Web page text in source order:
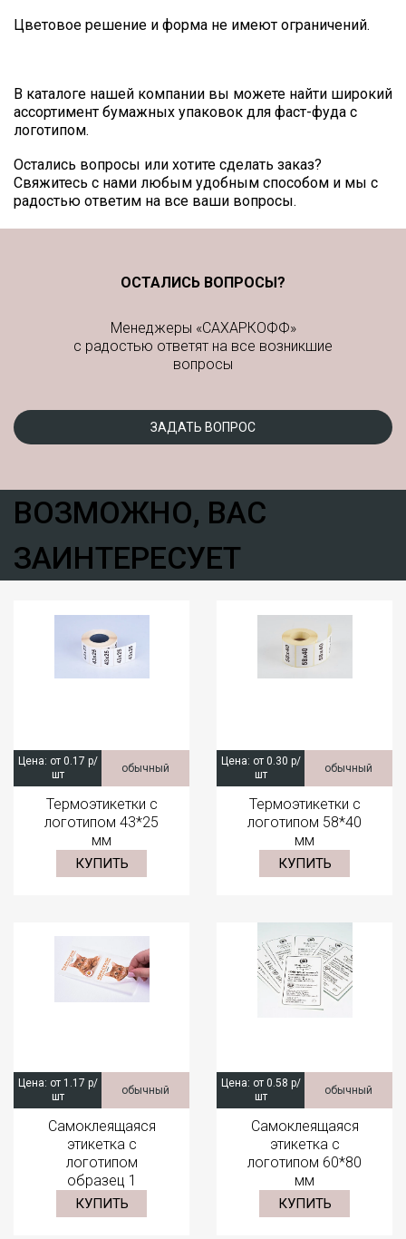
Цветовое решение и форма не имеют ограничений.
В каталоге нашей компании вы можете найти широкий
ассортимент бумажных упаковок для фаст-фуда с
логотипом.
Остались вопросы или хотите сделать заказ?
Свяжитесь с нами любым удобным способом и мы с
радостью ответим на все ваши вопросы.
ОСТАЛИСЬ ВОПРОСЫ?
Менеджеры «САХАРКОФФ»
с радостью ответят на все возникшие
вопросы
ЗАДАТЬ ВОПРОС
ВОЗМОЖНО, ВАС
ЗАИНТЕРЕСУЕТ
Цена: от 0.17 р/
шт
обычный
Термоэтикетки с
логотипом 43*25
мм
КУПИТЬ
Цена: от 0.30 р/
шт
обычный
Термоэтикетки с
логотипом 58*40
мм
КУПИТЬ
Цена: от 1.17 р/
шт
обычный
Самоклеящаяся
этикетка с
логотипом
образец 1
КУПИТЬ
Цена: от 0.58 р/
шт
обычный
Самоклеящаяся
этикетка с
логотипом 60*80
мм
КУПИТЬ